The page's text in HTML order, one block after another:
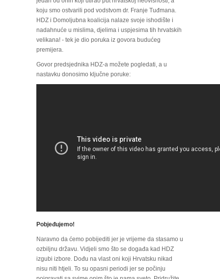
koju smo ostvarili pod vodstvom dr. Franje Tuđmana.
HDZ i Domoljubna koalicija nalaze svoje ishodište i
nadahnuće u mislima, djelima i uspjesima tih hrvatskih
velikana! - tek je dio poruka iz govora budućeg
premijera.
Govor predsjednika HDZ-a možete pogledati, a u
nastavku donosimo ključne poruke:
Pobjeđujemo!
Naravno da ćemo pobijediti jer je vrijeme da stasamo u
ozbiljnu državu. Vidjeli smo što se događa kad HDZ
izgubi izbore. Dođu na vlast oni koji Hrvatsku nikad
nisu niti htjeli. To su opasni periodi jer se počinju